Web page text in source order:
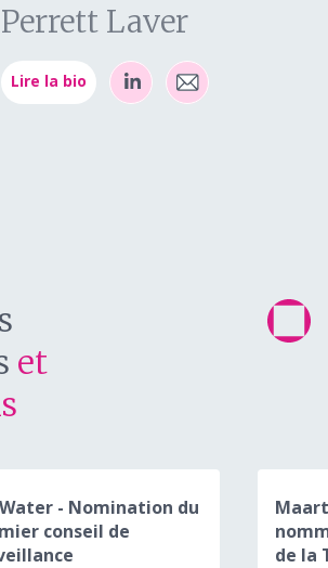
Perrett Laver
Lire la bio
et
Water - Nomination du
conseil de
de la